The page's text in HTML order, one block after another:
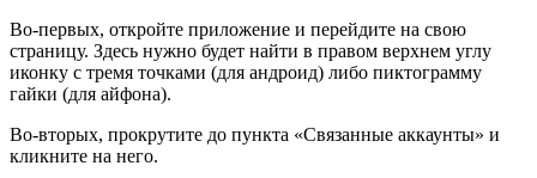
Во-первых, откройте приложение и перейдите на свою
страницу. Здесь нужно будет найти в правом верхнем углу
иконку с тремя точками (для андроид) либо пиктограмму
гайки (для айфона).
Во-вторых, прокрутите до пункта «Связанные аккаунты» и
кликните на него.